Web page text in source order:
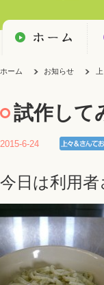
ホーム お知らせ
試作して
2015-6-24
今日は利用